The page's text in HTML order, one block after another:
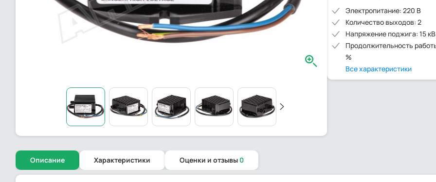
Электропитание: 220 В
Количество выходов: 2
Напряжение поджига: 15 кВ
Продолжительность
%
Все характеристики
Описание Характеристики Оценки и отзывы 0